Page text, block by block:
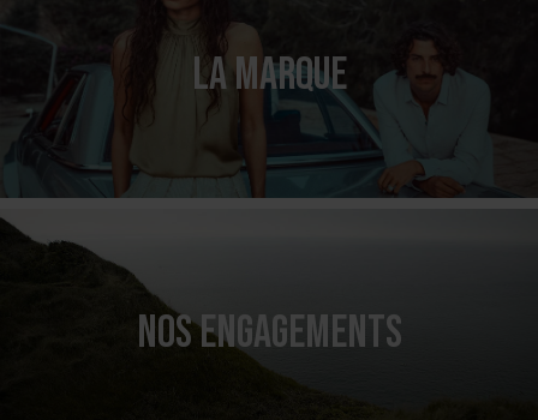
LA MARQUE
NOS ENGAGEMENTS